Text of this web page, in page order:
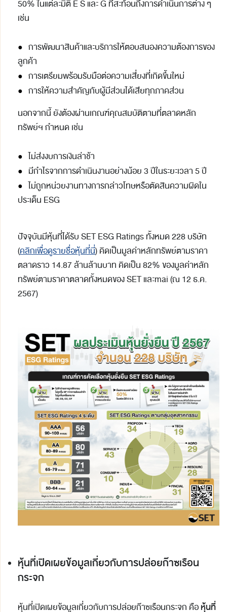
50% ในแต่ละมิติ E S และ G ที่สะท้อนถึงการดำเนินการต่าง ๆ
เช่น
● การพัฒนาสินค้าและบริการให้ตอบสนองความต้องการของ
ลูกค้า
● การเตรียมพร้อมรับมือต่อความเสี่ยงที่เกิดขึ้นใหม่
● การให้ความสำคัญกับผู้มีส่วนได้เสียทุกภาคส่วน
นอกจากนี้ ยังต้องผ่านเกณฑ์คุณสมบัติตามที่ตลาดหลัก
ทรัพย์ฯ กำหนด เช่น
● ไม่ส่งงบการเงินล่าช้า
● มีกำไรจากการดำเนินงานอย่างน้อย 3 ปีในระยะเวลา 5 ปี
● ไม่ถูกหน่วยงานทางการกล่าวโทษหรือตัดสินความผิดใน
ประเด็น ESG
ปัจจุบันมีหุ้นที่ได้รับ SET ESG Ratings ทั้งหมด 228 บริษัท
(คลิกเพื่อดูรายชื่อหุ้นที่นี่) คิดเป็นมูลค่าหลักทรัพย์ตามราคา
ตลาดราว 14.87 ล้านล้านบาท คิดเป็น 82% ของมูลค่าหลัก
ทรัพย์ตามราคาตลาดทั้งหมดของ SET และmai (ณ 12 ธ.ค.
2567)
หุ้นที่เปิดเผยข้อมูลเกี่ยวกับการปล่อยก๊าซเรือน
กระจก
หุ้นที่เปิดเผยข้อมูลเกี่ยวกับการปล่อยก๊าซเรือนกระจก คือหุ้นที่